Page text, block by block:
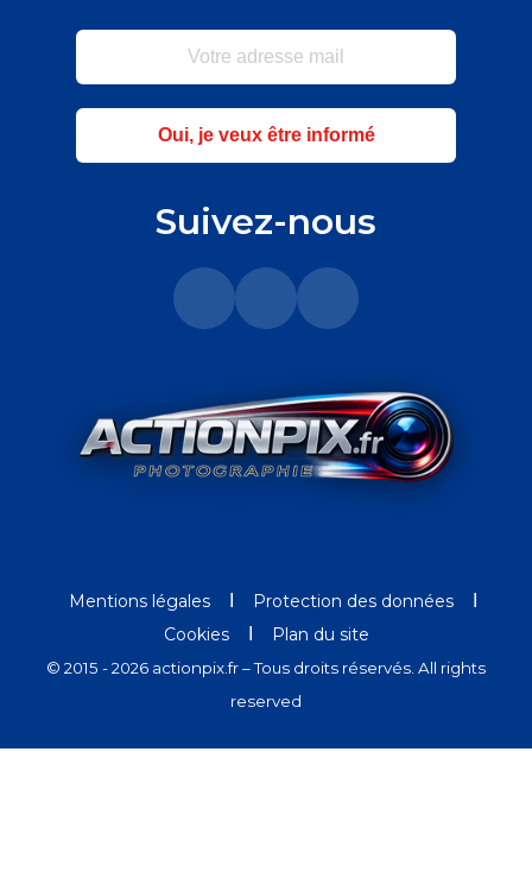
Oui, je veux être informé
Suivez-nous
Mentions légales Ι Protection des données Ι
Cookies Ι Plan du site
© 2015 - 2026 actionpix.fr – Tous droits réservés. All rights
reserved